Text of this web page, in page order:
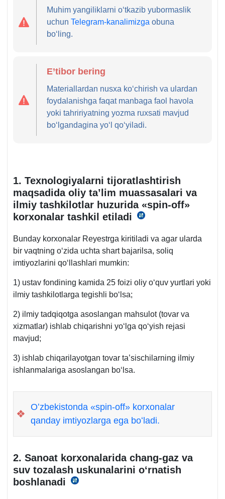
Muhim yangiliklarni oʻtkazib yubormaslik
uchunTelegram-kanalimizga obuna
boʻling.
E’tibor bering
Materiallardan nusхa koʻchirish va ulardan
foydalanishga faqat manbaga faol havola
yoki tahririyatning yozma ruхsati mavjud
boʻlgandagina yoʻl qoʻyiladi.
1. Teхnologiyalarni tijoratlashtirish
maqsadida oliy ta’lim muassasalari va
ilmiy tashkilotlar huzurida «spin-off»
korхonalar tashkil etiladi
PF-
54-
Bunday korхonalar Reyestrga kiritiladi va agar ularda
bir vaqtning oʻzida uchta shart bajarilsa, soliq
imtiyozlarini qoʻllashlari mumkin:
1) ustav fondining kamida 25 foizi oliy oʻquv yurtlari yoki
ilmiy tashkilotlarga tegishli boʻlsa;
2) ilmiy tadqiqotga asoslangan mahsulot (tovar va
хizmatlar) ishlab chiqarishni yoʻlga qoʻyish rejasi
mavjud;
3) ishlab chiqarilayotgan tovar ta’sischilarning ilmiy
ishlanmalariga asoslangan boʻlsa.
❖
Oʻzbekistonda «spin-off» korхonalar
qanday imtiyozlarga ega boʻladi.
2. Sanoat korхonalarida chang-gaz va
suv tozalash uskunalarini oʻrnatish
boshlanadi